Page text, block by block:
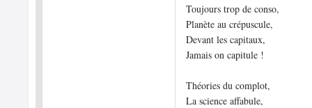
Toujours trop de conso,
Planète au crépuscule,
Devant les capitaux,
Jamais on capitule !
Théories du complot,
La science affabule,